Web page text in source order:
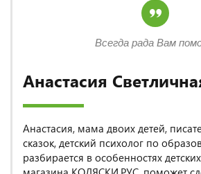
Анастасия
Анастасия, мама двоих детей,
сказок, детский психолог по
разбирается в особенностях
Всегда рада Вам